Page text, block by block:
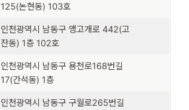
125(논현동) 103호
인천광역시 남동구 앵고개로 442(고
잔동) 1층 102호
인천광역시 남동구 용천로168번길
17(간석동) 1층
인천광역시 남동구 구월로265번길